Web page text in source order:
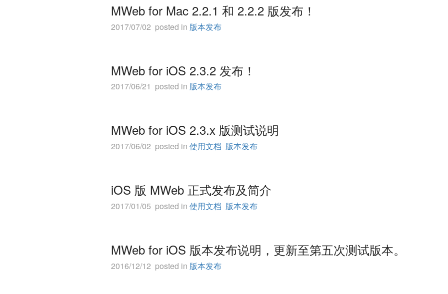
MWeb for Mac 2.2.1 和 2.2.2 版发布！
2017/07/02 posted in 版本发布
MWeb for iOS 2.3.2 发布！
2017/06/21 posted in 版本发布
MWeb for iOS 2.3.x 版测试说明
2017/06/02 posted in 使用文档 版本发布
iOS 版 MWeb 正式发布及简介
2017/01/05 posted in 使用文档 版本发布
MWeb for iOS 版本发布说明，更新至第五次测试版本。
2016/12/12 posted in 版本发布